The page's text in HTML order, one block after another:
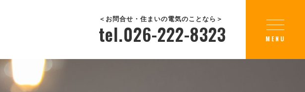
＜お問合せ・住まいの電気のことなら＞
tel.026-222-8323